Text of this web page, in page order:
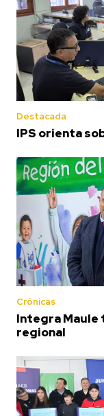
Destacada
IPS orienta
Crónicas
Integra Maule
regional